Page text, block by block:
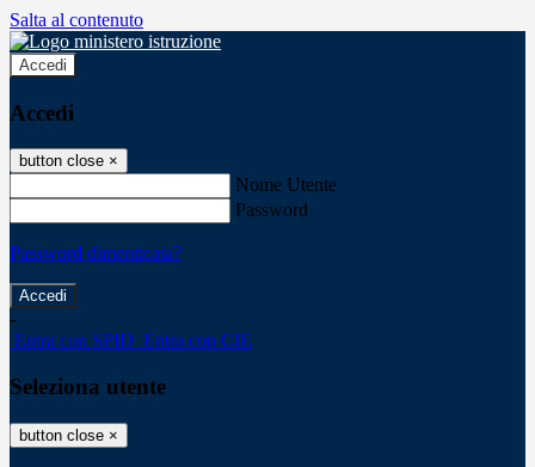
Salta al contenuto
Accedi
Accedi
button close ×
Nome Utente
Password
Password dimenticata?
-
Entra con SPID Entra con CIE
Seleziona utente
button close ×